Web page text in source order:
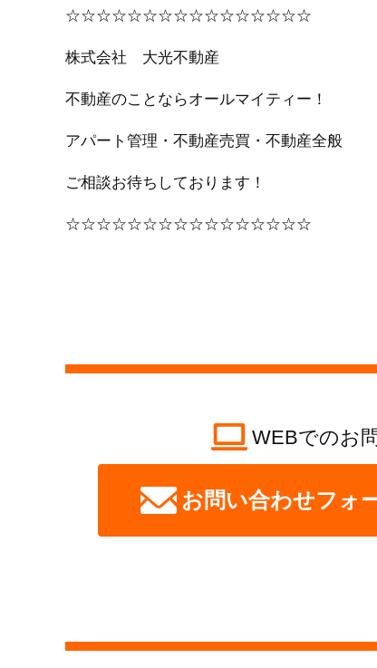
☆☆☆☆☆☆☆☆☆☆☆☆☆☆☆☆
株式会社 大光不動産
不動産のことならオールマイティー！
アパート管理・不動産売買・不動産全般
ご相談お待ちしております！
☆☆☆☆☆☆☆☆☆☆☆☆☆☆☆☆
WEBでのお
お問い合わせフォ